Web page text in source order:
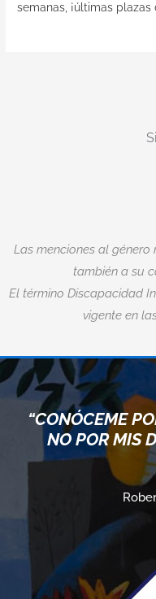
semanas, ¡últimas plazas
Las menciones al
también a su
El término Discapacidad
vigente en